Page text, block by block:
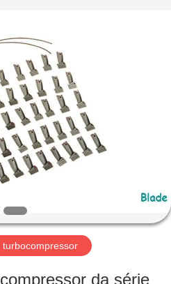
turbocompressor
da série